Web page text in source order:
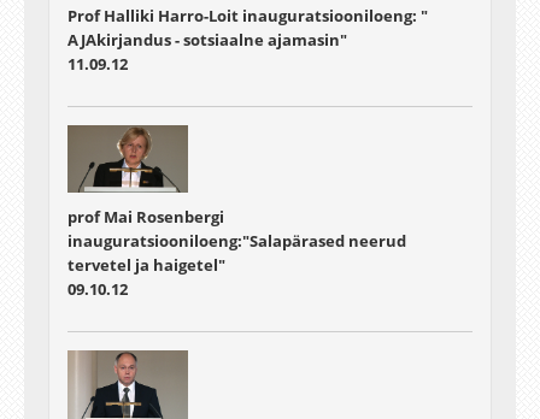
Prof Halliki Harro-Loit inauguratsiooniloeng: "
AJAkirjandus - sotsiaalne ajamasin"
11.09.12
prof Mai Rosenbergi
inauguratsiooniloeng:"Salapärased neerud
tervetel ja haigetel"
09.10.12